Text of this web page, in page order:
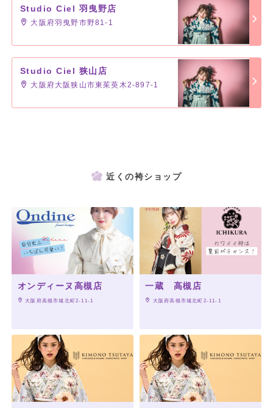
Studio Ciel 羽曳野店
大阪府羽曳野市野81-1
Studio Ciel 狭山店
大阪府大阪狭山市東茱萸木2-897-1
近くの袴ショップ
オンディーヌ高槻店
大阪府高槻市城北町2-11-1
一蔵 高槻店
大阪府高槻市城北町2-11-1